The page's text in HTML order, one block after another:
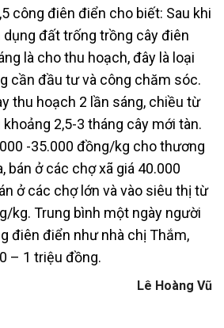
công điên điển cho biết: Sau khi
dụng đất trống trồng cây điên
là cho thu hoạch, đây là loại
cần đầu tư và công chăm sóc.
thu hoạch 2 lần sáng, chiều từ
2,5-3 tháng cây mới tàn.
-35.000 đồng/kg cho thương
bán ở các chợ xã giá 40.000
ở các chợ lớn và vào siêu thị từ
kg. Trung bình một ngày người
điên điển như nhà chị Thắm,
– 1 triệu đồng.
Lê Hoàng Vũ